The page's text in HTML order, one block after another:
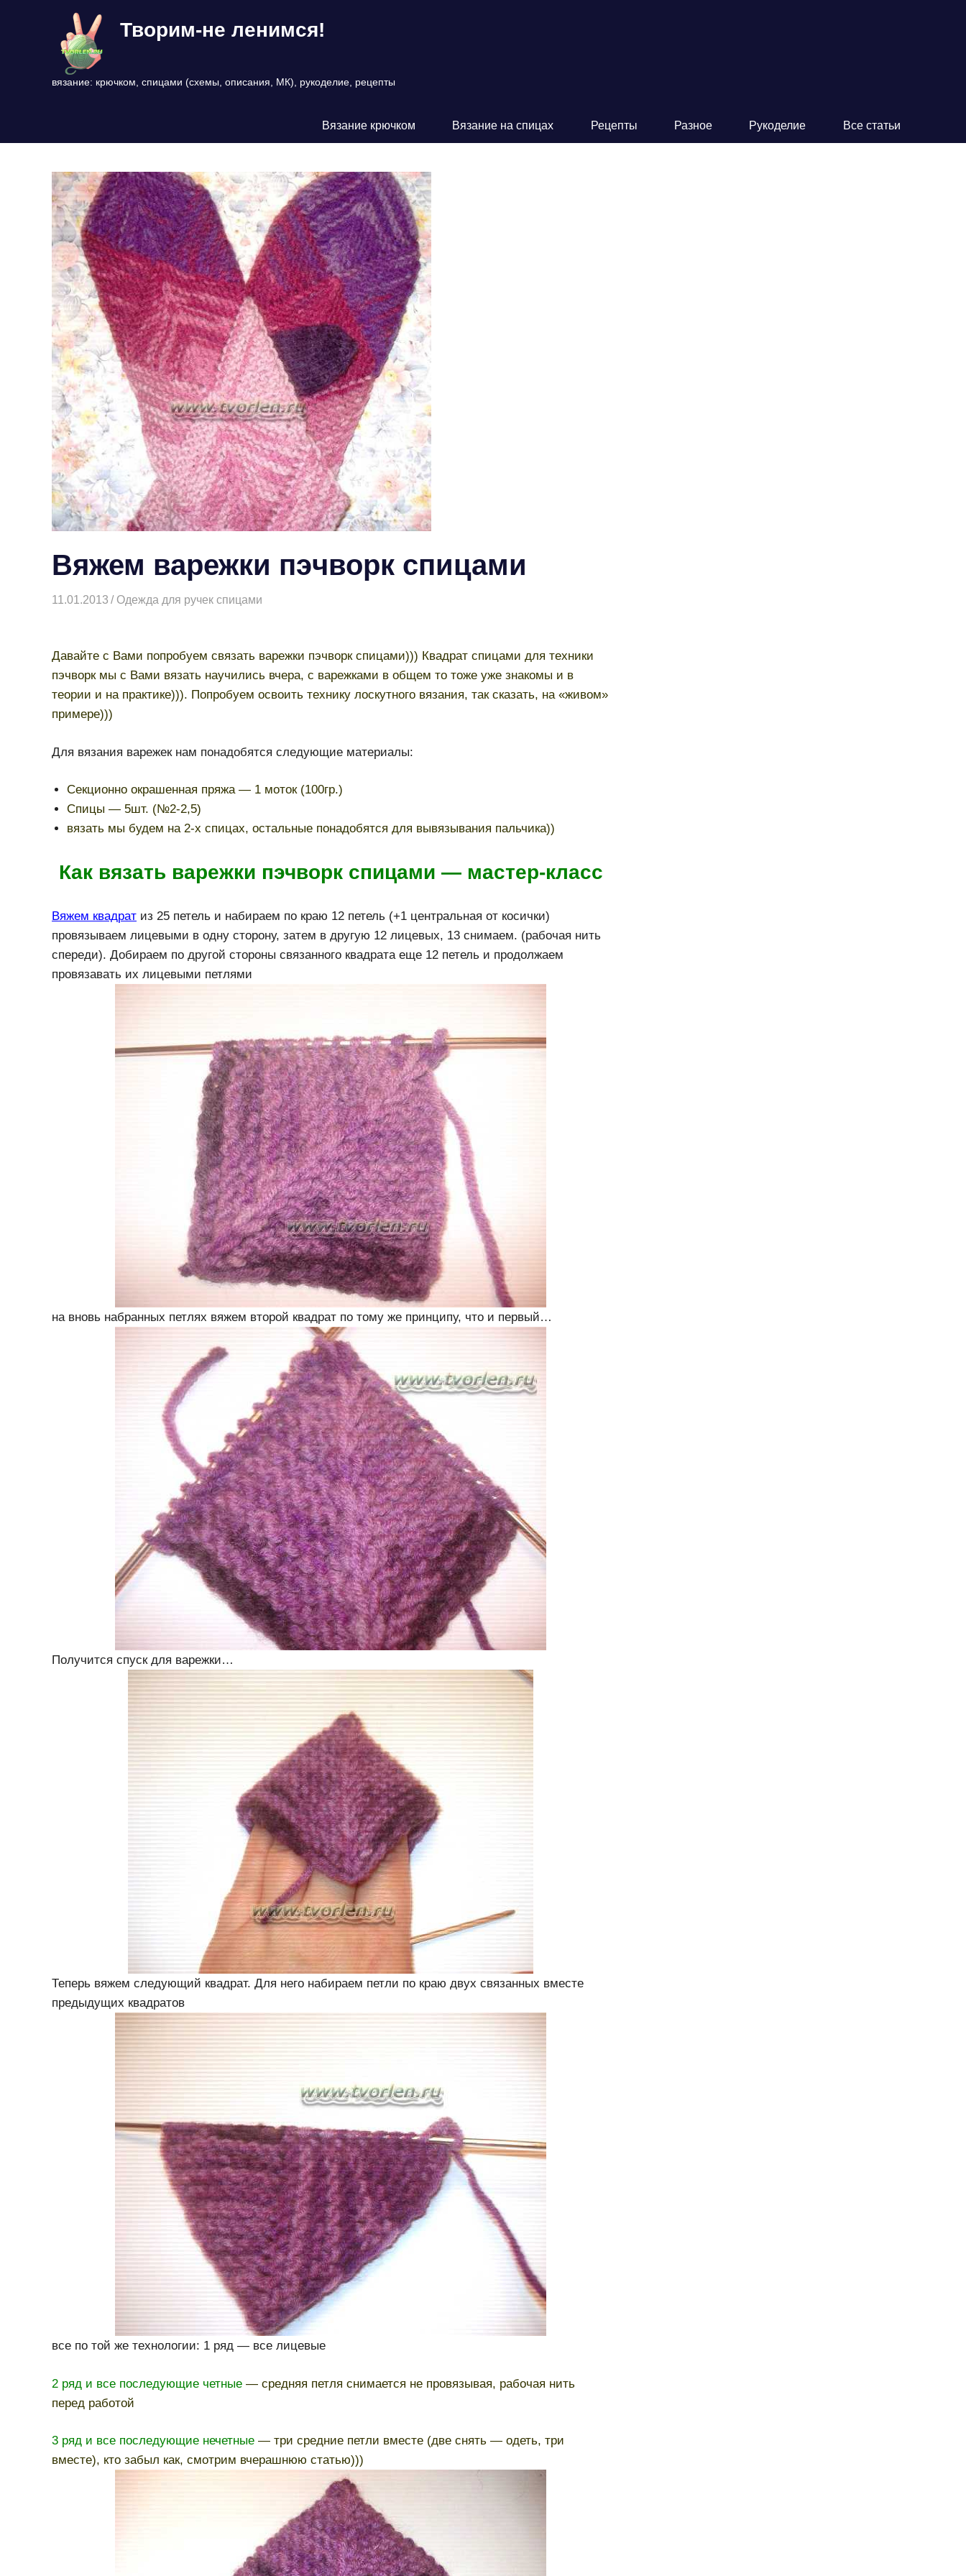
содержимому
Творим-не ленимся!
вязание: крючком, спицами (схемы, описания, МК), рукоделие, рецепты
Вязание крючком Вязание на спицах Рецепты Разное Рукоделие Все статьи
Вяжем варежки пэчворк спицами
11.01.2013 Творогова Елена
Одежда для ручек спицами
Давайте с Вами попробуем связать варежки пэчворк спицами))) Квадрат спицами для техники
пэчворк мы с Вами вязать научились вчера, с варежками в общем то тоже уже знакомы и в
теории и на практике))). Попробуем освоить технику лоскутного вязания, так сказать, на «живом»
примере)))
Для вязания варежек нам понадобятся следующие материалы:
Секционно окрашенная пряжа — 1 моток (100гр.)
Спицы — 5шт. (№2-2,5)
вязать мы будем на 2-х спицах, остальные понадобятся для вывязывания пальчика))
Как вязать варежки пэчворк спицами — мастер-класс
Вяжем квадрат из 25 петель и набираем по краю 12 петель (+1 центральная от косички)
провязываем лицевыми в одну сторону, затем в другую 12 лицевых, 13 снимаем. (рабочая нить
спереди). Добираем по другой стороны связанного квадрата еще 12 петель и продолжаем
провязавать их лицевыми петлями
на вновь набранных петлях вяжем второй квадрат по тому же принципу, что и первый…
Получится спуск для варежки…
Теперь вяжем следующий квадрат. Для него набираем петли по краю двух связанных вместе
предыдущих квадратов
все по той же технологии: 1 ряд — все лицевые
2 ряд и все последующие четные — средняя петля снимается не провязывая, рабочая нить
перед работой
3 ряд и все последующие нечетные — три средние петли вместе (две снять — одеть, три
вместе), кто забыл как, смотрим вчерашнюю статью)))